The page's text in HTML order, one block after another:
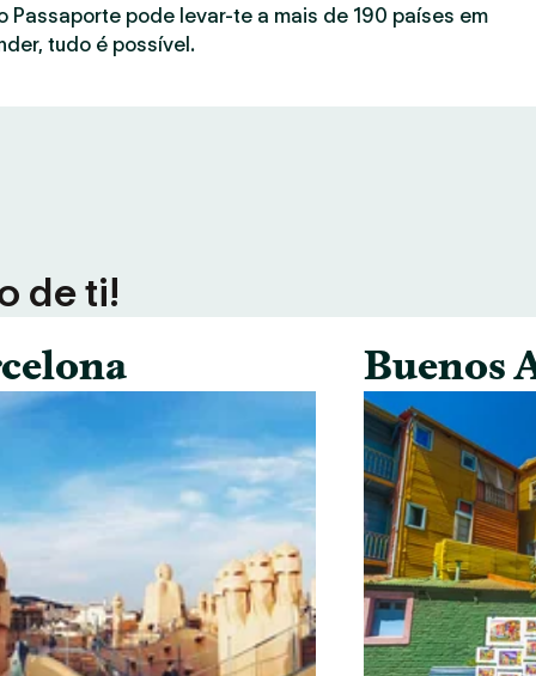
Passaporte pode levar-te a mais de 190 países em
tudo é possível.
de ti!
Buenos